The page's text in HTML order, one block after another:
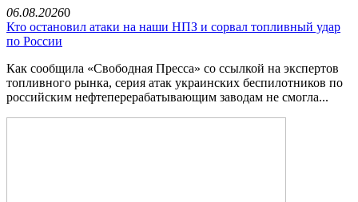
06.08.20260
Кто остановил атаки на наши НПЗ и сорвал топливный удар
по России
Как сообщила «Свободная Пресса» со ссылкой на экспертов
топливного рынка, серия атак украинских беспилотников по
российским нефтеперерабатывающим заводам не смогла...